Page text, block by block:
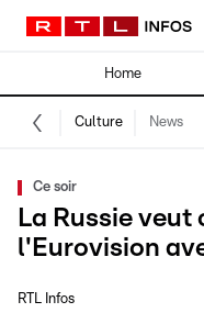
Home
Culture News
Ce soir
La Russie
l'Eurovision
RTL Infos